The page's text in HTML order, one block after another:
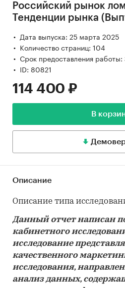
Российский рынок
Тенденции рынка
Дата выпуска: 25 марта 2025
Количество страниц: 104
Срок предоставления работы:
ID: 80821
114 400 ₽
В
Описание
Описание типа
Данный отчет написан
кабинетного
исследование
качественного
исследования,
анализ данных,